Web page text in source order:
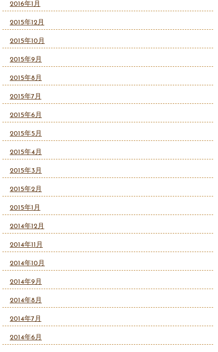
2016年1月
2015年12月
2015年10月
2015年9月
2015年8月
2015年7月
2015年6月
2015年5月
2015年4月
2015年3月
2015年2月
2015年1月
2014年12月
2014年11月
2014年10月
2014年9月
2014年8月
2014年7月
2014年6月